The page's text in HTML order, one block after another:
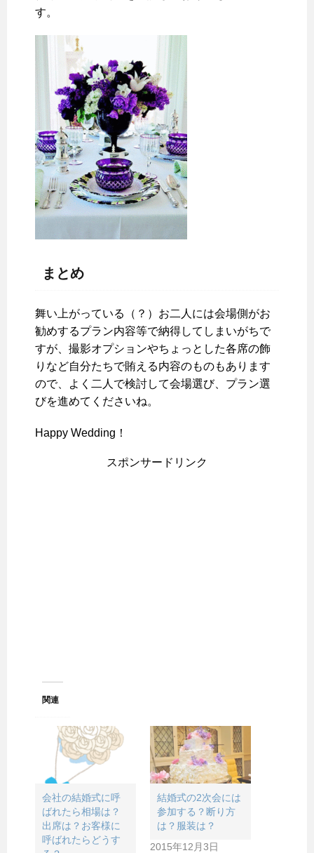
す。
まとめ
舞い上がっている（？）お二人には会場側がお
勧めするプラン内容等で納得してしまいがちで
すが、撮影オプションやちょっとした各席の飾
りなど自分たちで賄える内容のものもあります
ので、よく二人で検討して会場選び、プラン選
びを進めてくださいね。
Happy Wedding！
スポンサードリンク
関連
会社の結婚式に呼
ばれたら相場は？
出席は？お客様に
呼ばれたらどうす
結婚式の2次会には
参加する？断り方
は？服装は？
2015年12月3日